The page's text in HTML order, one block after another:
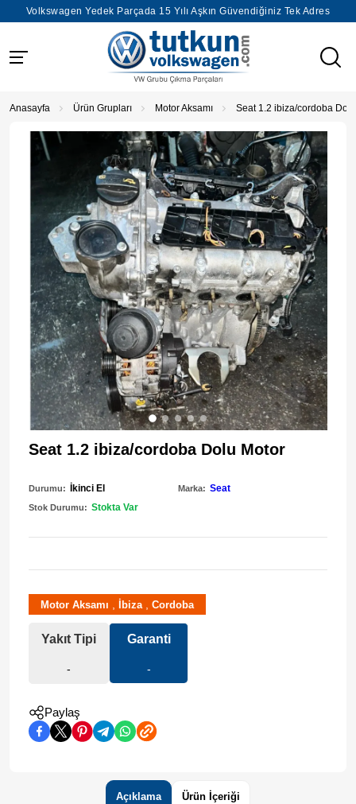
Volkswagen Yedek Parçada 15 Yılı Aşkın Güvendiğiniz Tek Adres
Anasayfa Ürün Grupları Motor Aksamı Seat 1.2 ibiza/cordoba
Seat 1.2 ibiza/cordoba Dolu Motor
Durumu: İkinci El Marka: Seat
Stok Durumu: Stokta Var
Motor Aksamı , İbiza, Cordoba
Yakıt Tipi
-
Garanti
-
Paylaş
Açıklama Ürün İçeriği